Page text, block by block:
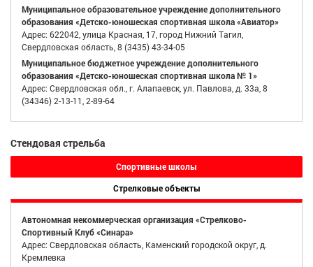
Муниципальное образовательное учреждение дополнительного
образования «Детско-юношеская спортивная школа «Авиатор»
Адрес: 622042, улица Красная, 17, город Нижний Тагил,
Свердловская область, 8 (3435) 43-34-05
Муниципальное бюджетное учреждение дополнительного
образования «Детско-юношеская спортивная школа № 1»
Адрес: Свердловская обл., г. Алапаевск, ул. Павлова, д. 33а, 8
(34346) 2-13-11, 2-89-64
Стендовая стрельба
Спортивные школы
Стрелковые объекты
Автономная некоммерческая организация «Стрелково-
Спортивный Клуб «Синара»
Адрес: Свердловская область, Каменский городской округ, д.
Кремлевка